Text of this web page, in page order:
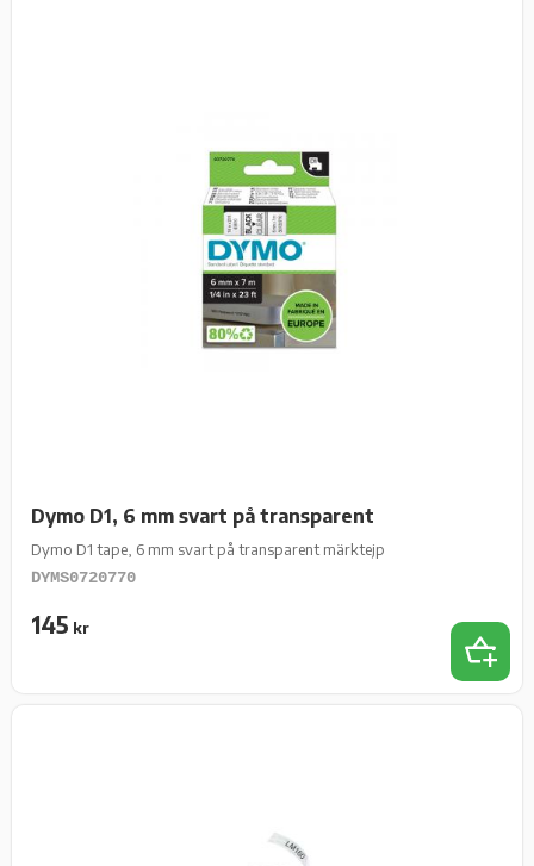
Dymo D1, 6 mm svart på transparent
Dymo D1 tape, 6 mm svart på transparent märktejp
DYMS0720770
145 kr